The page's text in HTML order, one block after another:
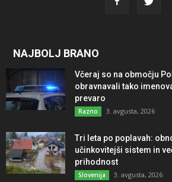
NAJBOLJ BRANO
Včeraj so na območju
obravnavali tako
prevaro
Razno 3. avgusta, 2026
Tri leta po poplavah:
učinkovitejši sistem in
prihodnost
Slovenija 3. avgusta, 2026